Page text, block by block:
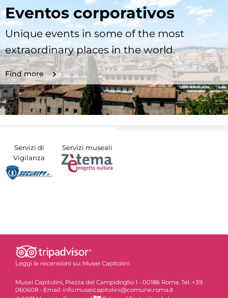
Eventos corporativos
Unique events in some of the most
extraordinary places in the world.
Find more
Servizi di
Vigilanza
Servizi museali
Leggi le recensioni su: Musei Capitolini
Musei Capitolini, Piazza del Campidoglio 1 - 00186 Roma. Tel. +39
060608 - Email: info.museicapitolini@comune.roma.it